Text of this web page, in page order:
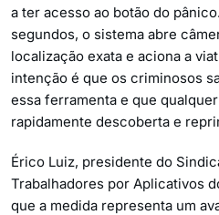
a ter acesso ao botão do
segundos, o sistema abre
localização exata e aciona a
intenção é que os criminosos
essa ferramenta e que
rapidamente descoberta e
Érico Luiz, presidente do
Trabalhadores por Aplicativos
que a medida representa um